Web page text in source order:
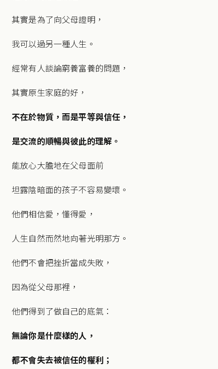
其實是為了向父母證明，
我可以過另一種人生。
經常有人談論窮養富養的問題，
其實原生家庭的好，
不在於物質，而是平等與信任，
是交流的順暢與彼此的理解。
能放心大膽地在父母面前
坦露陰暗面的孩子不容易變壞。
他們相信愛，懂得愛，
人生自然而然地向著光明那方。
他們不會把挫折當成失敗，
因為從父母那裡，
他們得到了做自己的底氣：
無論你是什麼樣的人，
都不會失去被信任的權利；